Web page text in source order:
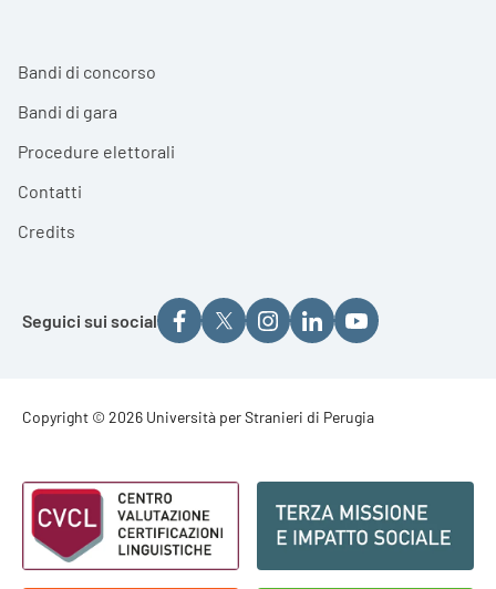
Bandi di concorso
Bandi di gara
Procedure elettorali
Contatti
Credits
Seguici sui social
Footer - Copyright
Copyright © 2026 Università per Stranieri di Perugia
Footer - Loghi